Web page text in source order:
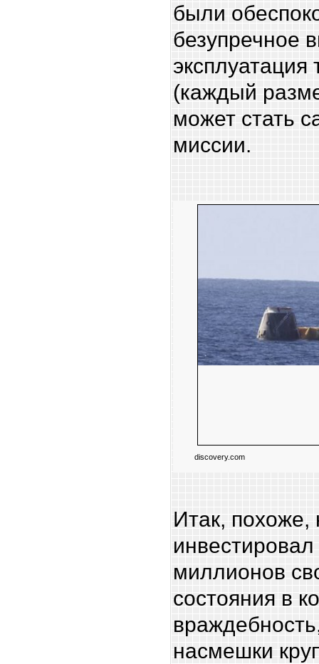
были
безупречное
(каждый
может стать
миссии.
discovery.com
Итак, похоже,
миллионов
состояния в
насмешки